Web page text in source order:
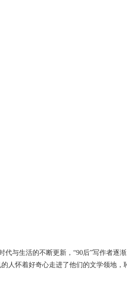
与生活的不断更新，“90后”写作者逐
人怀着好奇心走进了他们的文学领地